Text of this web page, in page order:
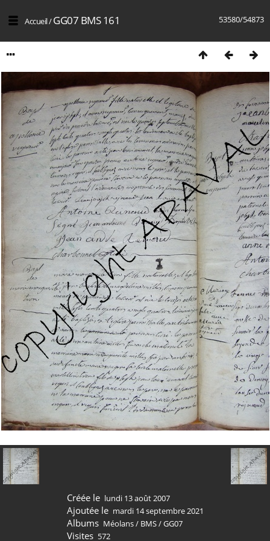
53580/54873
Accueil/GG07 BMS 161
Créée le lundi 13 août 2007
Ajoutée le mardi 14 septembre 2021
Albums Méolans/ BMS/GG07
Visites 572